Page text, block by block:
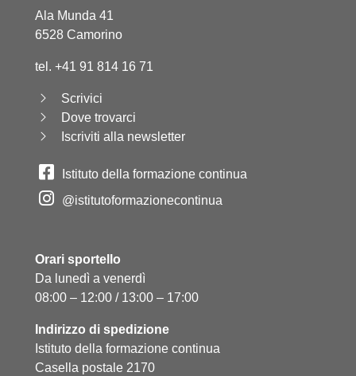
Ala Munda 41
6528 Camorino
tel. +41 91 814 16 71
Scrivici
Dove trovarci
Iscriviti alla newsletter
Istituto della formazione continua
@istitutoformazionecontinua
Orari sportello
Da lunedì a venerdì
08:00 – 12:00 / 13:00 – 17:00
Indirizzo di spedizione
Istituto della formazione continua
Casella postale 2170